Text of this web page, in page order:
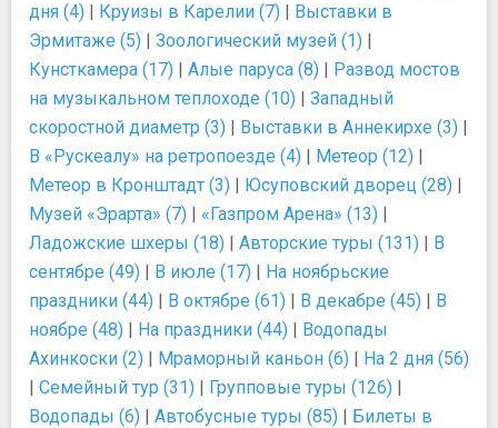
дня (4) | Круизы в Карелии (7) | Выставки в
Эрмитаже (5) | Зоологический музей (1) |
Кунсткамера (17) | Алые паруса (8) | Развод мостов
на музыкальном теплоходе (10) | Западный
скоростной диаметр (3) | Выставки в Аннекирхе (3) |
В «Рускеалу» на ретропоезде (4) | Метеор (12) |
Метеор в Кронштадт (3) | Юсуповский дворец (28) |
Музей «Эрарта» (7) | «Газпром Арена» (13) |
Ладожские шхеры (18) | Авторские туры (131) | В
сентябре (49) | В июле (17) | На ноябрьские
праздники (44) | В октябре (61) | В декабре (45) | В
ноябре (48) | На праздники (44) | Водопады
Ахинкоски (2) | Мраморный каньон (6) | На 2 дня (56)
| Семейный тур (31) | Групповые туры (126) |
Водопады (6) | Автобусные туры (85) | Билеты в